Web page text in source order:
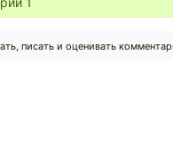
писать и оценивать